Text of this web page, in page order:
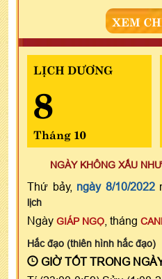
XEM
LỊCH DƯƠNG
8
Tháng 10
NGÀY KHÔNG XẤU
Thứ bảy, ngày 8/10/2022
lịch
Ngày GIÁP NGỌ , tháng
Hắc đạo (thiên hình hắc đạo)
GIỜ TỐT TRONG